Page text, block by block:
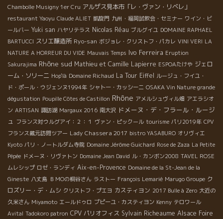
Chambolle Musigny 1er Cru アルザス見本市「レ・ヴァン・リベレ」
restaurant Yaoyu Claude ALIET 凱旋門 九州・福岡試飲会・セミナー ワイン・ビ
ールバー Yuki san ハヤリテラス Nicolas Réau ブルグイユ DOMAINE RAPHAEL
BARTUCCI スリエ醸造所 Ryo-san ボジョレ・クリストフ・パカレ VINI VERI LA
NATURE A HORREUR DU VIDE Mauvais Temps Ivo Ferreira Eruption
Sakurajima Rhône sud Mathieu et Camille Lapierre ESPOAたけや ジェロ
ーム・ソリーニ Hop'là Domaine Richaud La Tour Eiffel ルージュ・フイユ・
ド・ポール・ウジェンヌ1994年 シャトー・カッシーニ OSAKA Vin Nature grande
dégustation Poupille Côtes de Castillon Rhône アメルシュヴィル畑 アエラシオ
ン ARTISAN 諏訪湖 Margaux 2016 南大沢 ドメーヌ・デ・フラール・ルージ
ュ フランス対ウルグアイ：２：１ ヴァン・ピックール tourisme パリ2019年 CPV
フランス蔵元訪問ツアー Lady Chassera 2017 bistro YASABURO オリヴィエ
Kyoto パリ・ノートルダム寺院 Domaine Jérôme Guichard Rose de Zaza La Petite
Pépée ドメーヌ・リヴァトン Domaine Jean David ル・カンボン2008 TAVEL ROSE
ムレシップ ロゼ・ランディ Aix-en-Provence Domaine de la St-Jean de la
Gineste 八丈島 ＢＭОの桐谷さん ラストー François Lemarié Marugo Groupe ク
ロズリー・デ・ムシ クリストフ・プエヨ カスティヨン 2017 Bulle à Zero 大近の
久米さん Miyamoto エールドゥロ プピーユ・カスティヨン Kenny テロワール
Avital Tadokoro patron CPV パリオフィス Sylvain Richeaume Alsace Foire